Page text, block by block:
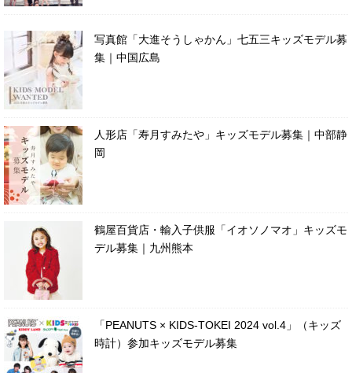
写真館「大進そうしゃかん」七五三キッズモデル募
集｜中国広島
人形店「寿月すみたや」キッズモデル募集｜中部静
岡
鶴屋百貨店・輸入子供服「イオソノマオ」キッズモ
デル募集｜九州熊本
「PEANUTS × KIDS-TOKEI 2024 vol.4」（キッズ
時計）参加キッズモデル募集